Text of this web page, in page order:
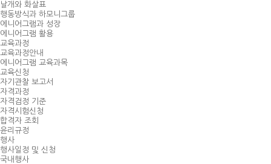
날개와 화살표
행동방식과 하모니그룹
에니어그램과 성장
에니어그램 활용
교육과정
교육과정안내
에니어그램 교육과목
교육신청
자기관찰 보고서
자격과정
자격검정 기준
자격시험신청
합격자 조회
윤리규정
행사
행사일정 및 신청
국내행사